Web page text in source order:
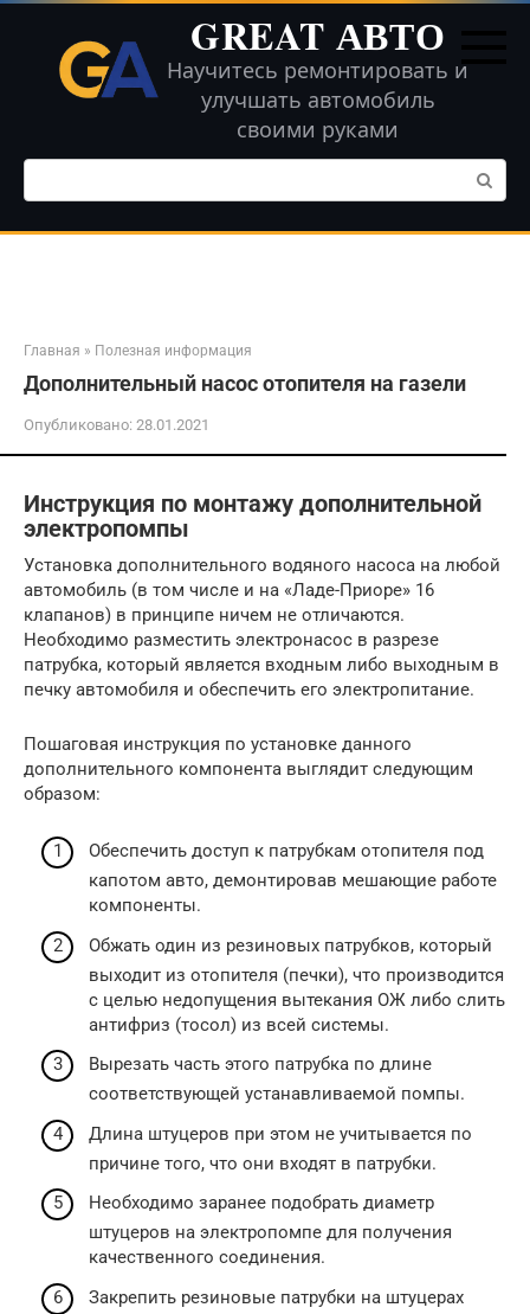
Перейти
контенту
GREAT АВТО
Научитесь ремонтировать и
улучшать автомобиль
своими руками
Поиск:
Главная » Полезная информация
Дополнительный насос отопителя на газели
Опубликовано: 28.01.2021
Инструкция по монтажу дополнительной
электропомпы
Установка дополнительного водяного насоса на любой
автомобиль (в том числе и на «Ладе-Приоре» 16
клапанов) в принципе ничем не отличаются.
Необходимо разместить электронасос в разрезе
патрубка, который является входным либо выходным в
печку автомобиля и обеспечить его электропитание.
Пошаговая инструкция по установке данного
дополнительного компонента выглядит следующим
образом:
Обеспечить доступ к патрубкам отопителя под
капотом авто, демонтировав мешающие работе
компоненты.
Обжать один из резиновых патрубков, который
выходит из отопителя (печки), что производится
с целью недопущения вытекания ОЖ либо слить
антифриз (тосол) из всей системы.
Вырезать часть этого патрубка по длине
соответствующей устанавливаемой помпы.
Длина штуцеров при этом не учитывается по
причине того, что они входят в патрубки.
Необходимо заранее подобрать диаметр
штуцеров на электропомпе для получения
качественного соединения.
Закрепить резиновые патрубки на штуцерах